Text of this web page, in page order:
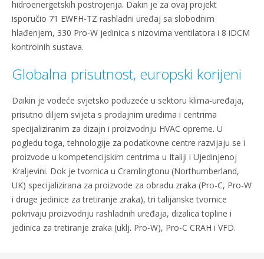
hidroenergetskih postrojenja. Dakin je za ovaj projekt
isporučio 71 EWFH-TZ rashladni uređaj sa slobodnim
hlađenjem, 330 Pro-W jedinica s nizovima ventilatora i 8 iDCM
kontrolnih sustava.
Globalna prisutnost, europski korijeni
Daikin je vodeće svjetsko poduzeće u sektoru klima-uređaja,
prisutno diljem svijeta s prodajnim uredima i centrima
specijaliziranim za dizajn i proizvodnju HVAC opreme. U
pogledu toga, tehnologije za podatkovne centre razvijaju se i
proizvode u kompetencijskim centrima u Italiji i Ujedinjenoj
Kraljevini. Dok je tvornica u Cramlingtonu (Northumberland,
UK) specijalizirana za proizvode za obradu zraka (Pro-C, Pro-W
i druge jedinice za tretiranje zraka), tri talijanske tvornice
pokrivaju proizvodnju rashladnih uređaja, dizalica topline i
jedinica za tretiranje zraka (uklj. Pro-W), Pro-C CRAH i VFD.